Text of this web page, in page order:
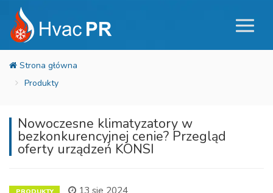
Produkty
Nowoczesne klimatyzatory w
bezkonkurencyjnej cenie? Przegląd
oferty urządzeń KONSI
13 sie 2024